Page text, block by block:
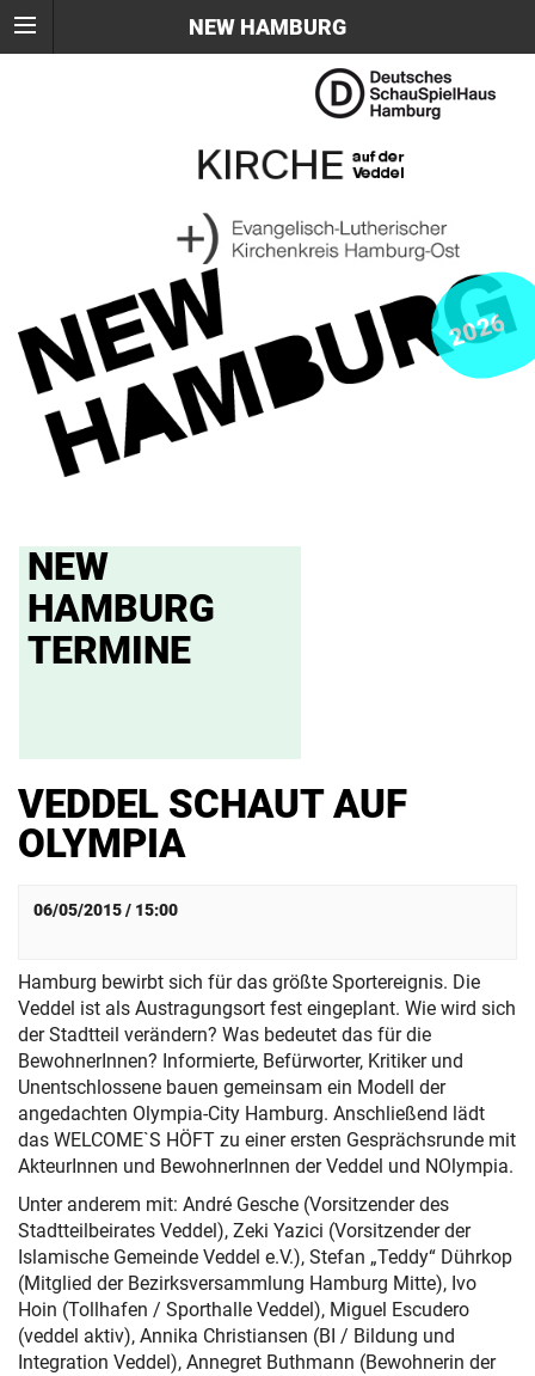
NEW HAMBURG
2026
NEW
HAMBURG
TERMINE
VEDDEL SCHAUT AUF
OLYMPIA
06/05/2015 / 15:00
Hamburg bewirbt sich für das größte Sportereignis. Die
Veddel ist als Austragungsort fest eingeplant. Wie wird sich
der Stadtteil verändern? Was bedeutet das für die
BewohnerInnen? Informierte, Befürworter, Kritiker und
Unentschlossene bauen gemeinsam ein Modell der
angedachten Olympia-City Hamburg. Anschließend lädt
das WELCOME`S HÖFT zu einer ersten Gesprächsrunde mit
AkteurInnen und BewohnerInnen der Veddel und NOlympia.
Unter anderem mit: André Gesche (Vorsitzender des
Stadtteilbeirates Veddel), Zeki Yazici (Vorsitzender der
Islamische Gemeinde Veddel e.V.), Stefan „Teddy“ Dührkop
(Mitglied der Bezirksversammlung Hamburg Mitte), Ivo
Hoin (Tollhafen / Sporthalle Veddel), Miguel Escudero
(veddel aktiv), Annika Christiansen (BI / Bildung und
Integration Veddel), Annegret Buthmann (Bewohnerin der